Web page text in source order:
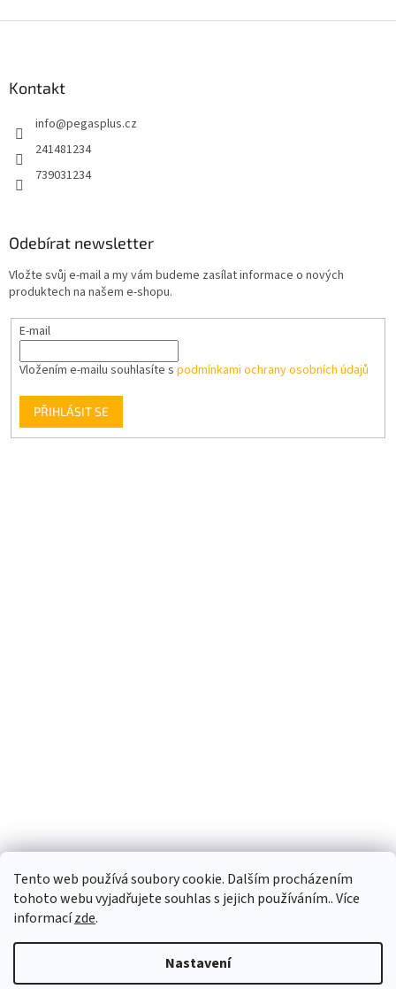
Tento web používá soubory cookie. Dalším procházením
tohoto webu vyjadřujete souhlas s jejich používáním.. Více
informacízde.
Nastavení
Kontakt
info@pegasplus.cz
241481234
739031234
Odebírat newsletter
Vložte svůj e-mail a my vám budeme zasílat informace o nových
produktech na našem e-shopu.
E-mail
Vložením e-mailu souhlasíte s podmínkami ochrany osobních údajů
PŘIHLÁSIT SE